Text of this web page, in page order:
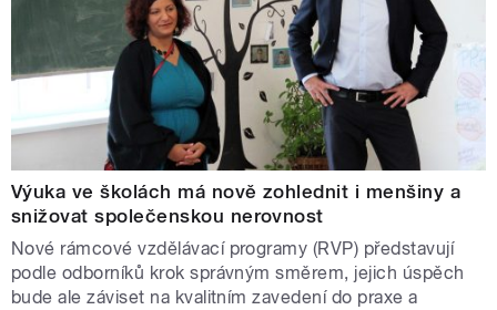
Výuka ve školách má nově zohlednit i menšiny a
snižovat společenskou nerovnost
Nové rámcové vzdělávací programy (RVP) představují
podle odborníků krok správným směrem, jejich úspěch
bude ale záviset na kvalitním zavedení do praxe a